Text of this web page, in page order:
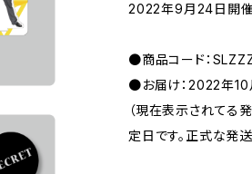
2022年9月24日開催
●商品コード：
●お届け：2022年
（現在表示されて
定日です。正式な発